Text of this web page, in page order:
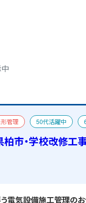
形管理 50代活躍中
市・学校改修工
気設備施工管理のお